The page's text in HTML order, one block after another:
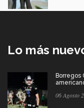
Lo más
Borregos
06 Agosto